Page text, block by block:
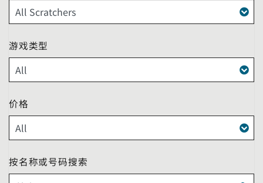
游戏类型
价格
按名称或号码搜索